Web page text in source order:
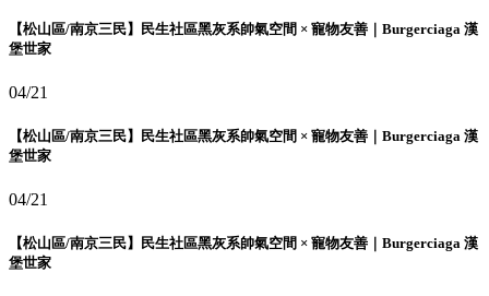
【松山區/南京三民】民生社區黑灰系帥氣空間 × 寵物友善｜Burgerciaga 漢
堡世家
04/21
【松山區/南京三民】民生社區黑灰系帥氣空間 × 寵物友善｜Burgerciaga 漢
堡世家
04/21
【松山區/南京三民】民生社區黑灰系帥氣空間 × 寵物友善｜Burgerciaga 漢
堡世家